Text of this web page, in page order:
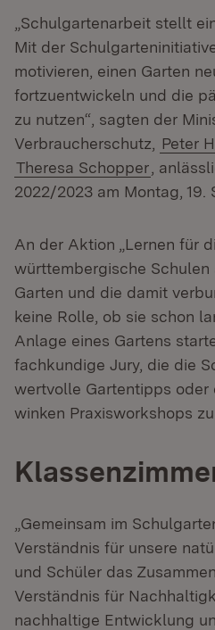
„Schulgartenarbeit stellt
Mit der
motivieren, einen Garten
fortzuentwickeln und die
zu nutzen“, sagten der
Verbraucherschutz,
Peter
Theresa Schopper ,
2022/2023 am Montag, 19.
An der Aktion „Lernen für
württembergische
Garten und die damit
keine Rolle, ob sie schon
Anlage eines Gartens
fachkundige Jury, die die
wertvolle Gartentipps
winken Praxisworkshops
„Gemeinsam im
Verständnis für unsere
und Schüler das
Verständnis für
nachhaltige Entwicklung